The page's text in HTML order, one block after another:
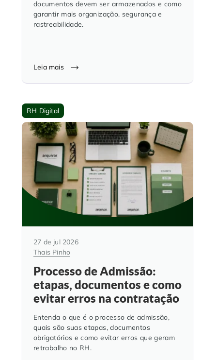
documentos devem ser armazenados e como
garantir mais organização, segurança e
rastreabilidade.
Leia mais
RH Digital
27 de jul 2026
Thais Pinho
Processo de Admissão:
etapas, documentos e como
evitar erros na contratação
Entenda o que é o processo de admissão,
quais são suas etapas, documentos
obrigatórios e como evitar erros que geram
retrabalho no RH.